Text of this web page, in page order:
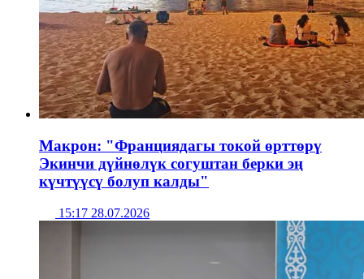
Макрон: "Франциядагы токой өрттөрү
Экинчи дүйнөлүк согуштан берки эң
күчтүүсү болуп калды"
15:17 28.07.2026